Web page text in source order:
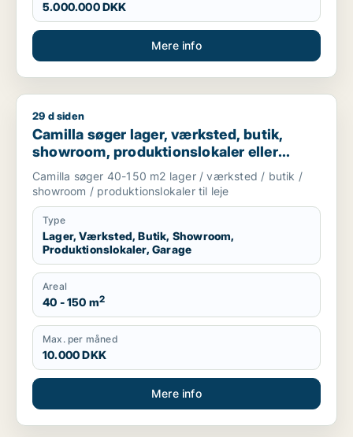
5.000.000 DKK
Mere info
Camilla søger lager, værksted, butik, showroom,
29 d siden
Camilla søger lager, værksted, butik,
showroom, produktionslokaler eller
garage til leje i Nordsjælland
Camilla søger 40-150 m2 lager / værksted / butik /
showroom / produktionslokaler til leje
Type
Lager, Værksted, Butik, Showroom,
Produktionslokaler, Garage
Areal
40 - 150 m2
Max. per måned
10.000 DKK
Mere info